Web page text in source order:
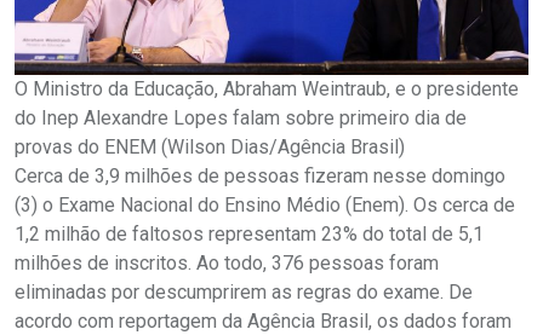
O Ministro da Educação, Abraham Weintraub, e o presidente
do Inep Alexandre Lopes falam sobre primeiro dia de
provas do ENEM (Wilson Dias/Agência Brasil)
Cerca de 3,9 milhões de pessoas fizeram nesse domingo
(3) o Exame Nacional do Ensino Médio (Enem). Os cerca de
1,2 milhão de faltosos representam 23% do total de 5,1
milhões de inscritos. Ao todo, 376 pessoas foram
eliminadas por descumprirem as regras do exame. De
acordo com reportagem da Agência Brasil, os dados foram